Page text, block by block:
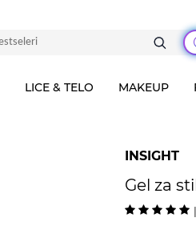
LICE & TELO MAKEUP
INSIGHT
Gel za
|